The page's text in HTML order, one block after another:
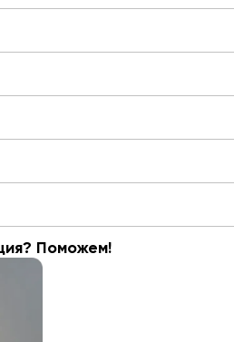
Поможем!